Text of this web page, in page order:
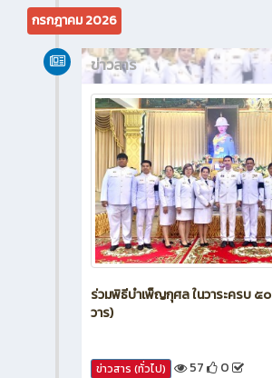
กรกฎาคม 2026
ข่าวสาร
ร่วมพิธีบำเพ็ญกุศล ในวาระครบ
วาร)
ข่าวสาร (ทั่วไป) 57 0